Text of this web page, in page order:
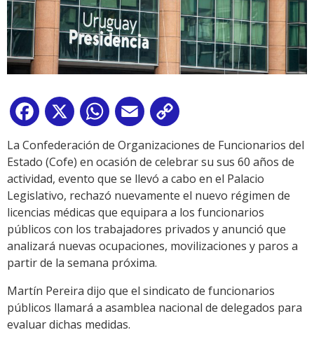
Facebook
X WhatsApp
Email
Link
La Confederación de Organizaciones de Funcionarios del
Estado (Cofe) en ocasión de celebrar su sus 60 años de
actividad, evento que se llevó a cabo en el Palacio
Legislativo, rechazó nuevamente el nuevo régimen de
licencias médicas que equipara a los funcionarios
públicos con los trabajadores privados y anunció que
analizará nuevas ocupaciones, movilizaciones y paros a
partir de la semana próxima.
Martín Pereira dijo que el sindicato de funcionarios
públicos llamará a asamblea nacional de delegados para
evaluar dichas medidas.